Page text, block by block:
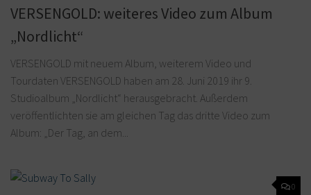
VERSENGOLD: weiteres Video zum Album
„Nordlicht“
VERSENGOLD mit neuem Album, weiterem Video und
Tourdaten VERSENGOLD haben am 28. Juni 2019 ihr 9.
Studioalbum „Nordlicht“ herausgebracht. Außerdem
veröffentlichten sie am gleichen Tag das dritte Video zum
Album: „Der Tag, an dem...
0